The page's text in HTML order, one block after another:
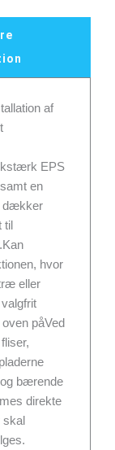
af
EPS
en
dækker
til
hvor
eller
påVed
bærende
direkte
skal